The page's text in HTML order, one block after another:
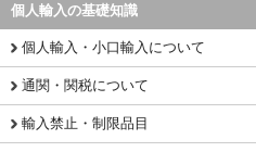
個人輸入の基礎知識
個人輸入・小口輸入について
通関・関税について
輸入禁止・制限品目